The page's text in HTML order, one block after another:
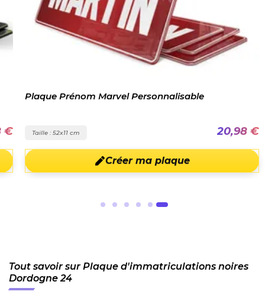
€
Plaque Prénom Marvel Personnalisable
Taille : 52x11 cm 20,98 €
Créer ma plaque
Tout savoir sur Plaque d'immatriculations noires
Dordogne 24